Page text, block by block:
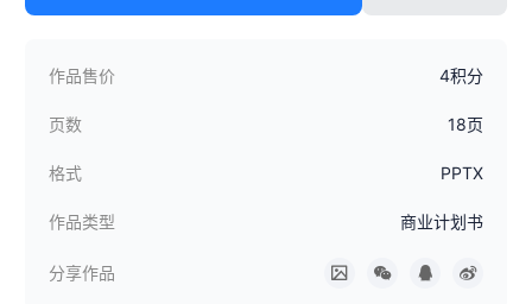
作品售价 4积分
页数 18页
格式 PPTX
作品类型 商业计划书
分享作品